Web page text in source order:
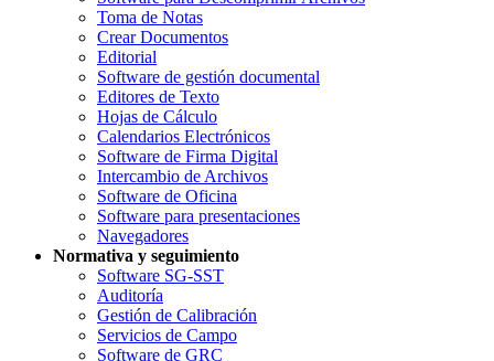
Toma de Notas
Crear Documentos
Editorial
Software de gestión documental
Editores de Texto
Hojas de Cálculo
Calendarios Electrónicos
Software de Firma Digital
Intercambio de Archivos
Software de Oficina
Software para presentaciones
Navegadores
Normativa y seguimiento
Software SG-SST
Auditoría
Gestión de Calibración
Servicios de Campo
Software de GRC